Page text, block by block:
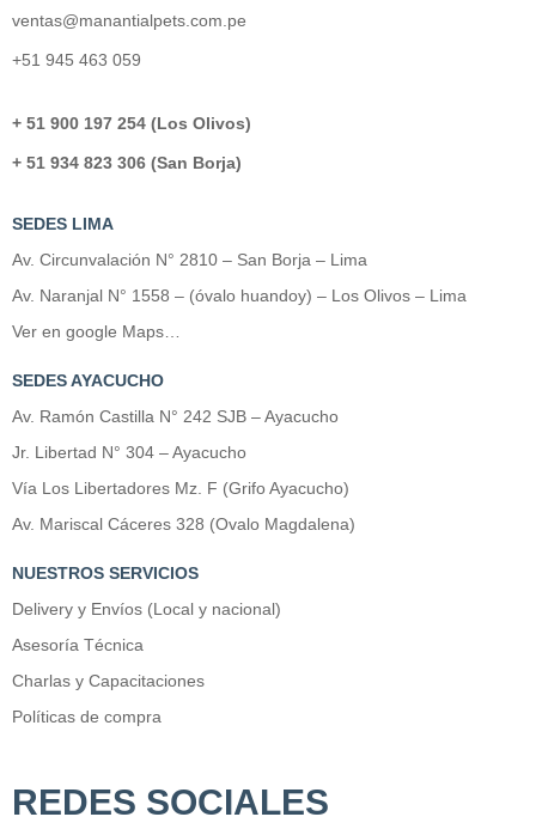
ventas@manantialpets.com.pe
+51 945 463 059
+ 51 900 197 254 (Los Olivos)
+ 51 934 823 306 (San Borja)
SEDES LIMA
Av. Circunvalación N° 2810 – San Borja – Lima
Av. Naranjal N° 1558 – (óvalo huandoy) – Los Olivos – Lima
Ver en google Maps…
SEDES AYACUCHO
Av. Ramón Castilla N° 242 SJB – Ayacucho
Jr. Libertad N° 304 – Ayacucho
Vía Los Libertadores Mz. F (Grifo Ayacucho)
Av. Mariscal Cáceres 328 (Ovalo Magdalena)
NUESTROS SERVICIOS
Delivery y Envíos (Local y nacional)
Asesoría Técnica
Charlas y Capacitaciones
Políticas de compra
REDES SOCIALES